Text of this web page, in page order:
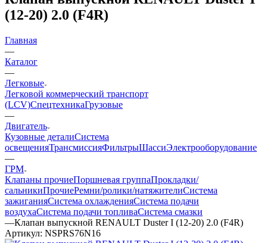
(12-20) 2.0 (F4R)
Главная
—
Каталог
—
Легковые
Легковой коммерческий транспорт
(LCV)СпецтехникаГрузовые
—
Двигатель
Кузовные деталиСистема
освещенияТрансмиссияФильтрыШассиЭлектрооборудование
—
ГРМ
Клапаны прочиеПоршневая группаПрокладки/
сальникиПрочиеРемни/ролики/натяжителиСистема
зажиганияСистема охлажденияСистема подачи
воздухаСистема подачи топливаСистема смазки
—Клапан выпускной RENAULT Duster I (12-20) 2.0 (F4R)
Артикул: NSPRS76N16